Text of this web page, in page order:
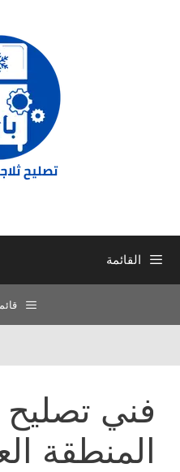
القائمة
فني
المنطقة